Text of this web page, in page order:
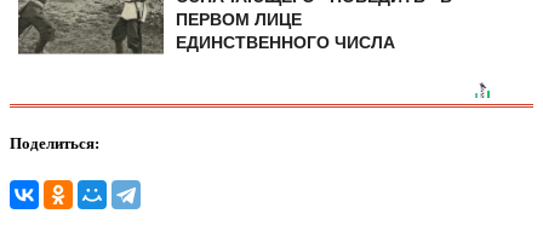
ПЕРВОМ ЛИЦЕ
ЕДИНСТВЕННОГО ЧИСЛА
Поделиться: